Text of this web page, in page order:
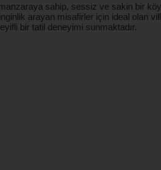
sahip, sessiz ve sakin bir
arayan misafirler için ideal olan
bir tatil deneyimi sunmaktadır.